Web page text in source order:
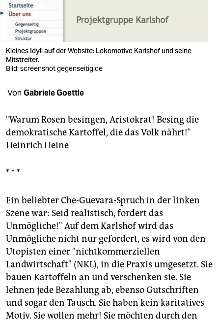
wahrheit
verlag
verlag
veranstaltungen
unterstützen
abo
Kleines Idyll auf der Website: Lokomotive Karlshof und seine
Mitstreiter.
Bild: screenshot gegenseitig.de
Von Gabriele Goettle
"Warum Rosen besingen, Aristokrat! Besing die
demokratische Kartoffel, die das Volk nährt!"
Heinrich Heine
* * *
Ein beliebter Che-Guevara-Spruch in der linken
Szene war: Seid realistisch, fordert das
Unmögliche!" Auf dem Karlshof wird das
Unmögliche nicht nur gefordert, es wird von den
Utopisten einer "nichtkommerziellen
Landwirtschaft" (NKL), in die Praxis umgesetzt. Sie
bauen Kartoffeln an und verschenken sie. Sie
lehnen jede Bezahlung ab, ebenso Gutschriften
und sogar den Tausch. Sie haben kein karitatives
Motiv. Sie wollen mehr! Sie möchten durch den